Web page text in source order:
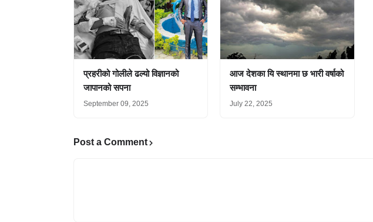
प्रहरीको गोलीले ढल्यो विज्ञानको
जापानको सपना
September 09, 2025
आज देशका यि स्थानमा छ भारी वर्षाको
सम्भावना
July 22, 2025
Post a Comment